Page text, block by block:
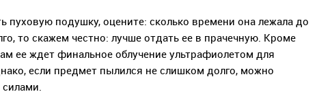
пуховую подушку, оцените: сколько времени она лежала до
то скажем честно: лучше отдать ее в прачечную. Кроме
ее ждет финальное облучение ультрафиолетом для
если предмет пылился не слишком долго, можно